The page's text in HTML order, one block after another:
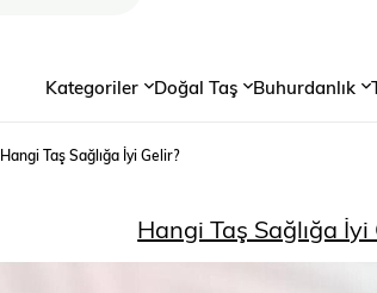
Kategoriler Doğal Taş Buhurdanlık
Hangi Taş Sağlığa İyi Gelir?
Hangi Taş Sağlığa İyi